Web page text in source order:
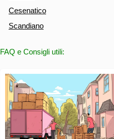
Cesenatico
Scandiano
FAQ e Consigli utili: